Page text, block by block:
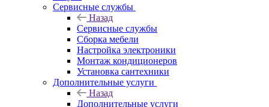
Сервисные службы
Назад
Сервисные службы
Сборка мебели
Настройка электроники
Монтаж кондиционеров
Установка сантехники
Дополнительные услуги
Назад
Дополнительные услуги